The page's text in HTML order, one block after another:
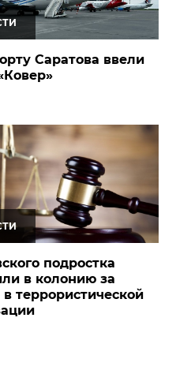
Саратова ввели
подростка
в колонию за
в террористической